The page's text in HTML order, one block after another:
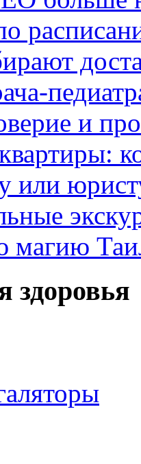
и
или
магию
здоровья